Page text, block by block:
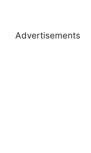
Advertisements